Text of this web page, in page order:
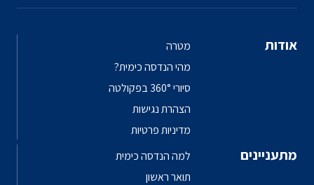
אודות
מטרה
מהי הנדסה כימית?
סיורי 360° בפקולטה
הצהרת נגישות
מדיניות פרטיות
מתעניינים
למה הנדסה כימית
תואר ראשון